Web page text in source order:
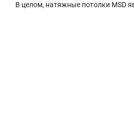
В целом, натяжные потолки MSD